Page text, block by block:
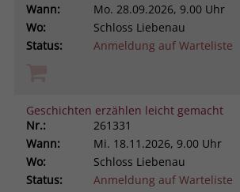
Wann:
Mo. 28.09.2026, 9.00 Uhr
Wo:
Schloss Liebenau
Status:
Anmeldung auf Warteliste
Geschichten erzählen leicht gemacht
Nr.:
261331
Wann:
Mi. 18.11.2026, 9.00 Uhr
Wo:
Schloss Liebenau
Status:
Anmeldung auf Warteliste